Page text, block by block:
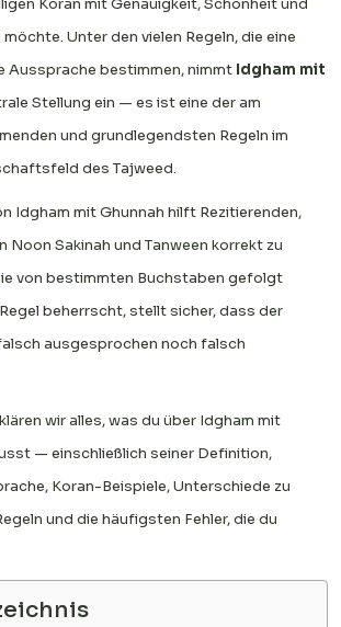
Unter den vielen Regeln, die eine
Aussprache bestimmen, nimmt Idgham mit
Stellung ein — es ist eine der am
und grundlegendsten Regeln im
des Tajweed.
Idgham mit Ghunnah hilft Rezitierenden,
Noon Sakinah und Tanween korrekt zu
von bestimmten Buchstaben gefolgt
beherrscht, stellt sicher, dass der
ausgesprochen noch falsch
wir alles, was du über Idgham mit
— einschließlich seiner Definition,
Koran-Beispiele, Unterschiede zu
und die häufigsten Fehler, die du